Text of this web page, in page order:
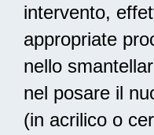
intervento,
appropriate
nello
nel posare il
(in acrilico o